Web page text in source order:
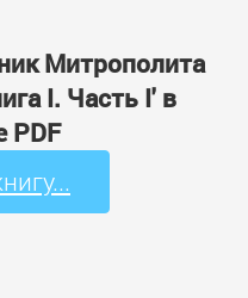
Митрополита
I. Часть I' в
PDF